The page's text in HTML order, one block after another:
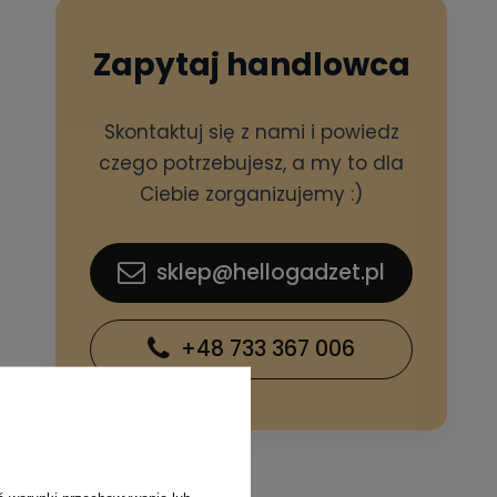
Zapytaj handlowca
Skontaktuj się z nami i powiedz
czego potrzebujesz, a my to dla
Ciebie zorganizujemy :)
sklep@hellogadzet.pl
+48 733 367 006